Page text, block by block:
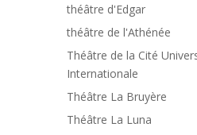
théâtre d'Edgar
théâtre de l'Athénée
Théâtre de la Cité
Internationale
Théâtre La Bruyère
Théâtre La Luna